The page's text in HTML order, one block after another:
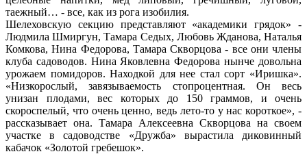
таежный… - все, как из рога изобилия.
Шелеховскую секцию представляют «академики грядок» -
Людмила Шмиргун, Тамара Седых, Любовь Жданова, Наталья
Комкова, Нина Федорова, Тамара Скворцова - все они члены
клуба садоводов. Нина Яковлевна Федорова нынче довольна
урожаем помидоров. Находкой для нее стал сорт «Иришка».
«Низкорослый, завязываемость стопроцентная. Он весь
унизан плодами, вес которых до 150 граммов, и очень
скороспелый, что очень ценно, ведь лето-то у нас короткое», -
рассказывает она. Тамара Алексеевна Скворцова на своем
участке в садоводстве «Дружба» вырастила диковинный
кабачок «Золотой гребешок».